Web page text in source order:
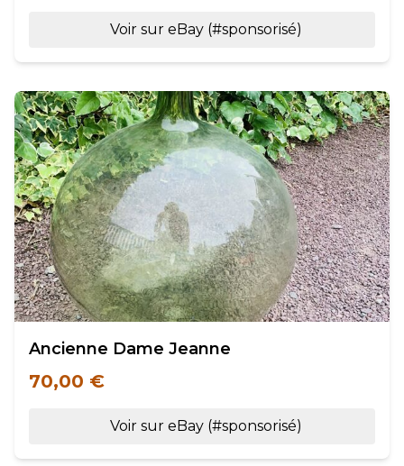
Voir sur eBay (#sponsorisé)
Ancienne Dame Jeanne
70,00 €
Voir sur eBay (#sponsorisé)